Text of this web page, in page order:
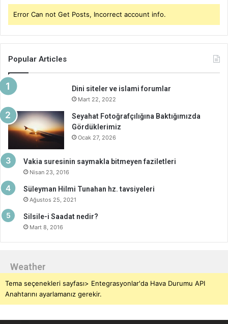
Error Can not Get Posts, Incorrect account info.
Popular Articles
Dini siteler ve islami forumlar
Mart 22, 2022
Seyahat Fotoğrafçılığına Baktığımızda
Gördüklerimiz
Ocak 27, 2026
Vakia suresinin saymakla bitmeyen faziletleri
Nisan 23, 2016
Süleyman Hilmi Tunahan hz. tavsiyeleri
Ağustos 25, 2021
Silsile-i Saadat nedir?
Mart 8, 2016
Weather
Tema seçenekleri sayfası> Entegrasyonlar'da Hava Durumu API
Anahtarını ayarlamanız gerekir.